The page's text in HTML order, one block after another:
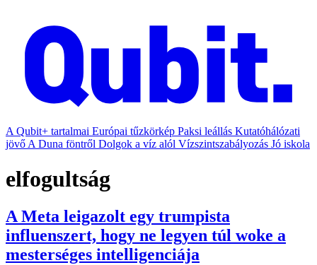
A Qubit+ tartalmai Európai tűzkörkép Paksi leállás Kutatóhálózati
jövő A Duna föntről Dolgok a víz alól Vízszintszabályozás Jó iskola
elfogultság
A Meta leigazolt egy trumpista
influenszert, hogy ne legyen túl woke a
mesterséges intelligenciája